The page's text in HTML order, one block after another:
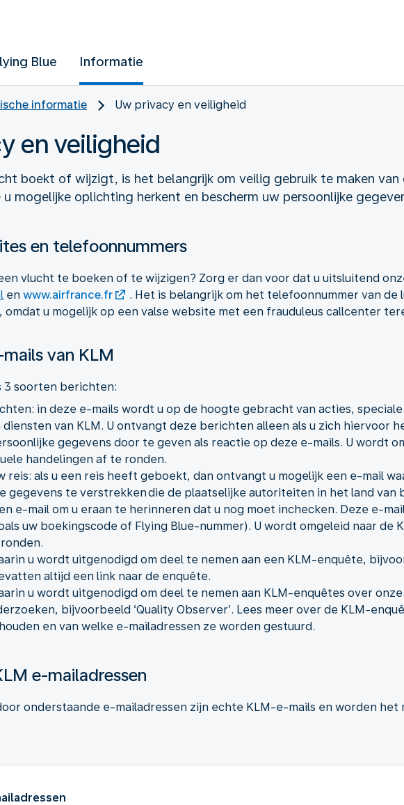
Blue Informatie
informatie Uw privacy en veiligheid
en veiligheid
boekt of wijzigt, is het belangrijk om veilig gebruik te maken van
u mogelijke oplichting herkent en bescherm uw persoonlijke
en telefoonnummers
vlucht te boeken of te wijzigen? Zorg er dan voor dat u uitsluitend
en www.airfrance.fr
. Het is belangrijk om het telefoonnummer van
omdat u mogelijk op een valse website met een frauduleus callcenter
van KLM
3 soorten berichten:
in deze e-mails wordt u op de hoogte gebracht van acties,
van KLM. U ontvangt deze berichten alleen als u zich hiervoor
gegevens door te geven als reactie op deze e-mails. U wordt
handelingen af te ronden.
reis: als u een reis heeft geboekt, dan ontvangt u mogelijk een e-mail
gegevens te verstrekken die de plaatselijke autoriteiten in het land van
e-mail om u eraan te herinneren dat u nog moet inchecken. Deze e-
uw boekingscode of Flying Blue-nummer). U wordt omgeleid naar de
u wordt uitgenodigd om deel te nemen aan een KLM-enquête,
altijd een link naar de enquête.
u wordt uitgenodigd om deel te nemen aan KLM-enquêtes over
bijvoorbeeld ‘Quality Observer’. Lees meer over de KLM-
en van welke e-mailadressen ze worden gestuurd.
e-mailadressen
onderstaande e-mailadressen zijn echte KLM-e-mails en worden